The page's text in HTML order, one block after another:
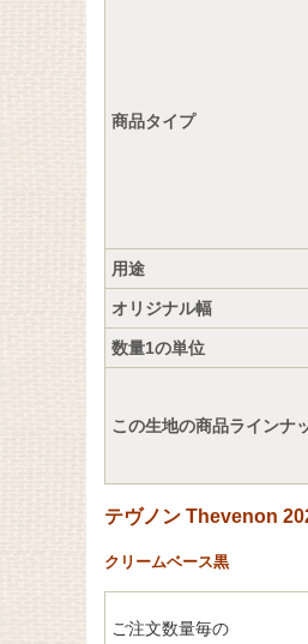
商品タイプ
用途
オリジナル幅
数量1の単位
この生地の商品ラインナ
テヴノン Thevenon
クリームベース黒
ご注文数量毎の